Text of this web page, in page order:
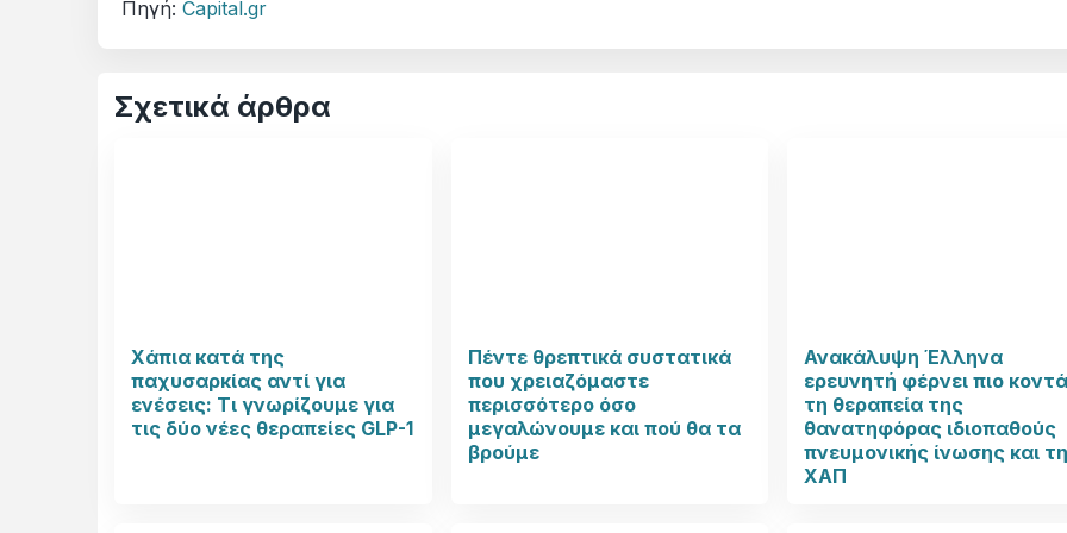
Πηγή: Capital.gr
Σχετικά άρθρα
Χάπια κατά της
παχυσαρκίας αντί για
ενέσεις: Τι γνωρίζουμε για
τις δύο νέες θεραπείες GLP-1
Πέντε θρεπτικά συστατικά
που χρειαζόμαστε
περισσότερο όσο
μεγαλώνουμε και πού θα τα
βρούμε
Ανακάλυψη Έλληνα
ερευνητή φέρνει πιο
τη θεραπεία της
θανατηφόρας ιδιοπαθούς
πνευμονικής ίνωσης και
ΧΑΠ